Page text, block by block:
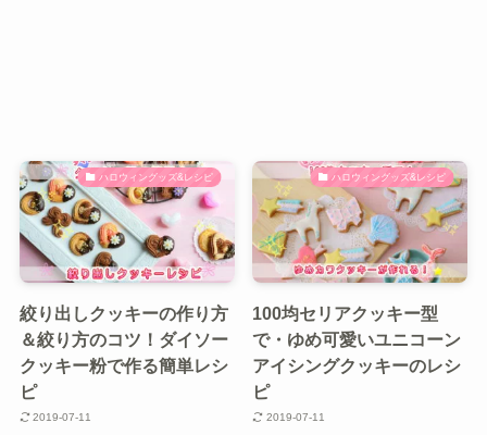
ハロウィングッズ&レシピ
絞り出しクッキーの作り方
＆絞り方のコツ！ダイソー
クッキー粉で作る簡単レシ
ピ
2019-07-11
ハロウィングッズ&レシピ
100均セリアクッキー型
で・ゆめ可愛いユニコーン
アイシングクッキーのレシ
ピ
2019-07-11